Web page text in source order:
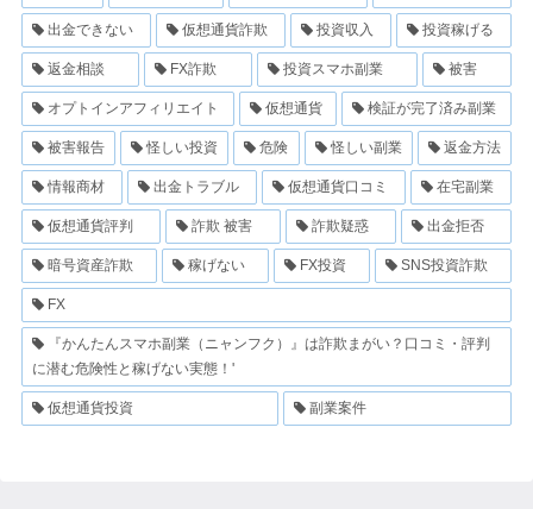
出金できない 仮想通貨詐欺 投資収入 投資稼げる
返金相談 FX詐欺 投資スマホ副業 被害
オプトインアフィリエイト 仮想通貨 検証が完了済み副業
被害報告 怪しい投資 危険 怪しい副業 返金方法
情報商材 出金トラブル 仮想通貨口コミ 在宅副業
仮想通貨評判 詐欺 被害 詐欺疑惑 出金拒否
暗号資産詐欺 稼げない FX投資 SNS投資詐欺
FX
『かんたんスマホ副業（ニャンフク）』は詐欺まがい？口コミ・評判
に潜む危険性と稼げない実態！'
仮想通貨投資 副業案件